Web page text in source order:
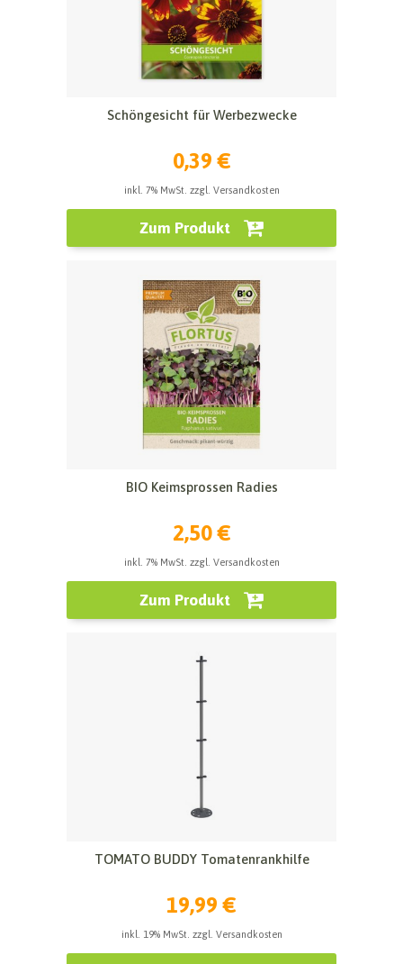
Schöngesicht für Werbezwecke
0,39 €
inkl. 7% MwSt. zzgl. Versandkosten
Zum Produkt
BIO Keimsprossen Radies
2,50 €
inkl. 7% MwSt. zzgl. Versandkosten
Zum Produkt
TOMATO BUDDY Tomatenrankhilfe
19,99 €
inkl. 19% MwSt. zzgl. Versandkosten